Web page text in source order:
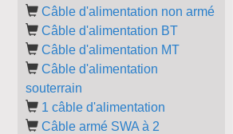
Câble d'alimentation non armé
Câble d'alimentation BT
Câble d'alimentation MT
Câble d'alimentation
souterrain
1 câble d'alimentation
Câble armé SWA à 2